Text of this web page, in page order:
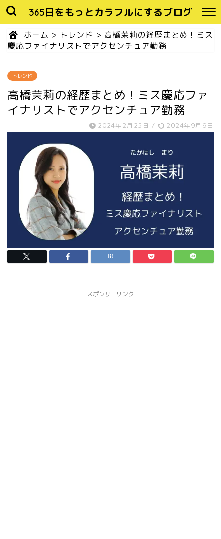
365日をもっとカラフルにするブログ
ホーム > トレンド > 高橋茉莉の経歴まとめ！ミス
慶応ファイナリストでアクセンチュア勤務
トレンド
高橋茉莉の経歴まとめ！ミス慶応ファ
イナリストでアクセンチュア勤務
2024年2月25日 / 2024年9月9日
スポンサーリンク